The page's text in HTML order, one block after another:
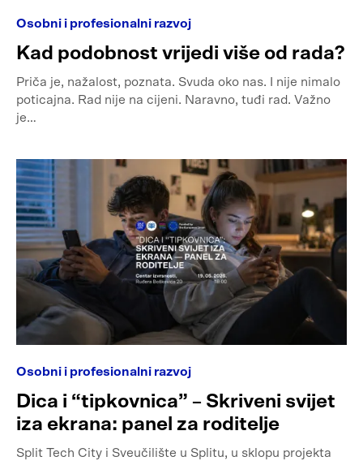
Osobni i profesionalni razvoj
Kad podobnost vrijedi više od rada?
Priča je, nažalost, poznata. Svuda oko nas. I nije nimalo
poticajna. Rad nije na cijeni. Naravno, tuđi rad. Važno
je…
Osobni i profesionalni razvoj
Dica i “tipkovnica” – Skriveni svijet
iza ekrana: panel za roditelje
Split Tech City i Sveučilište u Splitu, u sklopu projekta